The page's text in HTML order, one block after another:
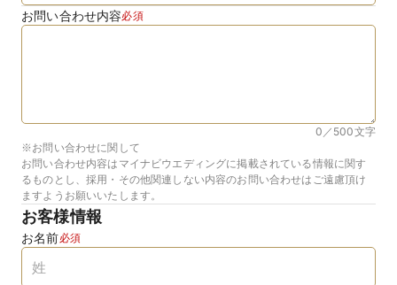
お問い合わせ内容必須
0／500文字
※お問い合わせに関して
お問い合わせ内容はマイナビウエディングに掲載されている情報に関す
るものとし、採用・その他関連しない内容のお問い合わせはご遠慮頂け
ますようお願いいたします。
お客様情報
お名前必須